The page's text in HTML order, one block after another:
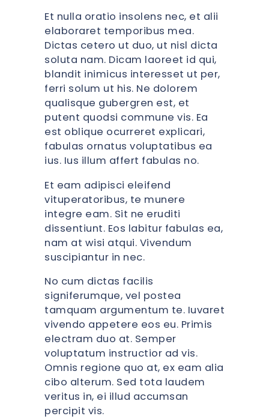
Et nulla oratio insolens nec, et alii
elaboraret temporibus mea.
Dictas cetero ut duo, ut nisl dicta
soluta nam. Dicam laoreet id qui,
blandit inimicus interesset ut per,
ferri solum ut his. Ne dolorem
qualisque gubergren est, et
putent quodsi commune vis. Ea
est oblique ocurreret explicari,
fabulas ornatus voluptatibus ea
ius. Ius illum affert fabulas no.
Et eam adipisci eleifend
vituperatoribus, te munere
integre eam. Sit ne eruditi
dissentiunt. Eos labitur fabulas ea,
nam at wisi atqui. Vivendum
suscipiantur in nec.
No cum dictas facilis
signiferumque, vel postea
tamquam argumentum te. Iuvaret
vivendo appetere eos eu. Primis
electram duo at. Semper
voluptatum instructior ad vis.
Omnis regione quo at, ex eam alia
cibo alterum. Sed tota laudem
veritus in, ei illud accumsan
percipit vis.